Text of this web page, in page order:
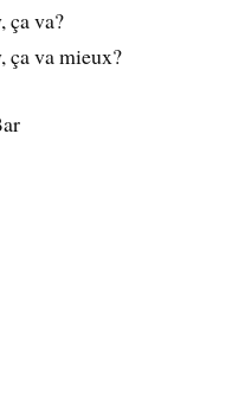
ça va?
ça va mieux?